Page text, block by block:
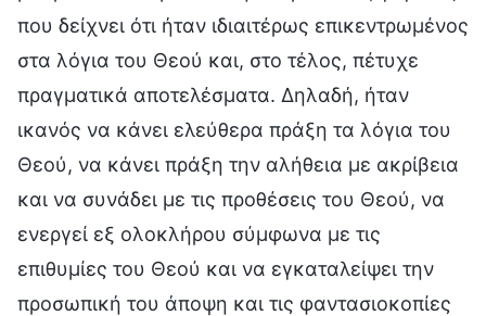
που δείχνει ότι ήταν ιδιαιτέρως επικεντρωμένος
στα λόγια του Θεού και, στο τέλος, πέτυχε
πραγματικά αποτελέσματα. Δηλαδή, ήταν
ικανός να κάνει ελεύθερα πράξη τα λόγια του
Θεού, να κάνει πράξη την αλήθεια με ακρίβεια
και να συνάδει με τις προθέσεις του Θεού, να
ενεργεί εξ ολοκλήρου σύμφωνα με τις
επιθυμίες του Θεού και να εγκαταλείψει την
προσωπική του άποψη και τις φαντασιοκοπίες